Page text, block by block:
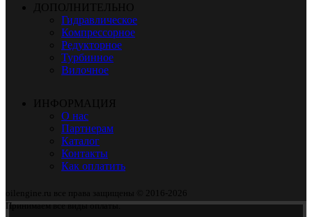
ДОПОЛНИТЕЛЬНО
Гидравлическое
Компрессорное
Редукторное
Турбинное
Вилочное
ИНФОРМАЦИЯ
О нас
Партнерам
Каталог
Контакты
Как оплатить
oilengine.ru все права защищены © 2016-2026
Принимаем все виды оплаты.